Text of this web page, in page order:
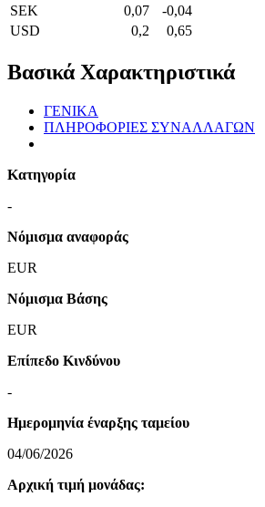
SEK
0,07
-0,04
USD
0,2 0,65
Βασικά Χαρακτηριστικά
ΓΕΝΙΚΑ
ΠΛΗΡΟΦΟΡΙΕΣ ΣΥΝΑΛΛΑΓΩΝ
Κατηγορία
-
Νόμισμα αναφοράς
EUR
Νόμισμα Βάσης
EUR
Επίπεδο Κινδύνου
-
Ημερομηνία έναρξης ταμείου
04/06/2026
Αρχική τιμή μονάδας: